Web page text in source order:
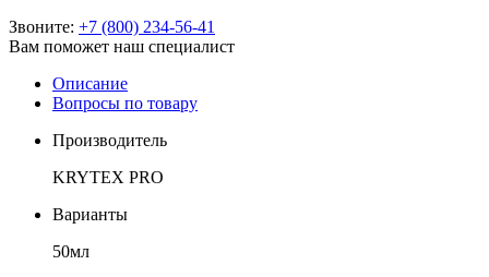
Звоните: +7 (800) 234-56-41
Вам поможет наш специалист
Описание
Вопросы по товару
Производитель
KRYTEX PRO
Варианты
50мл